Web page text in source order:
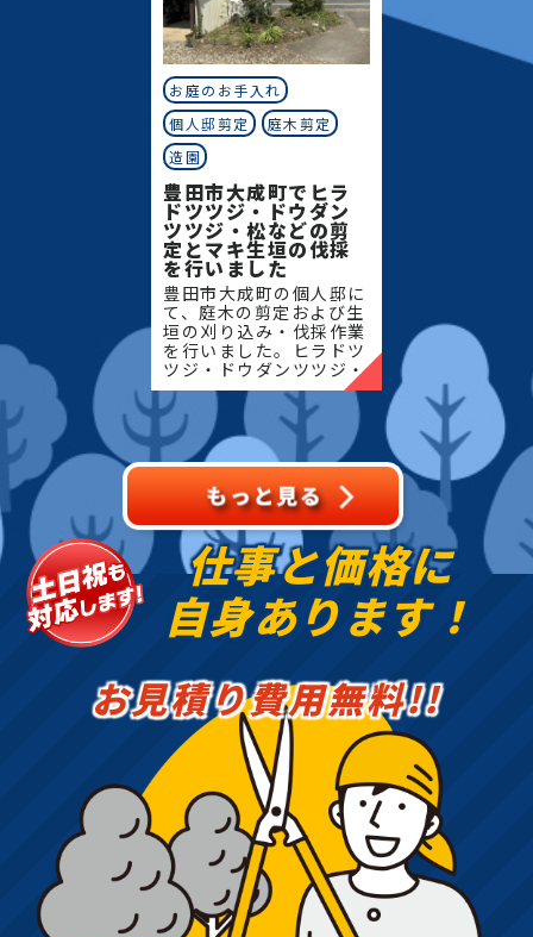
お庭のお手入れ
個人邸剪定
庭木剪定
造園
豊田市大成町でヒラ
ドツツジ・ドウダン
ツツジ・松などの剪
定とマキ生垣の伐採
を行いました
豊田市大成町の個人邸に
て、庭木の剪定および生
垣の刈り込み・伐採作業
を行いました。ヒラドツ
ツジ・ドウダンツツジ・
マキの生垣、松、キンモ
クセイなど、地域の住宅
でよく植栽される樹種を
中心に、樹形を整えなが
ら
仕事と価格に
自身あります！
お見積り費用無料!!